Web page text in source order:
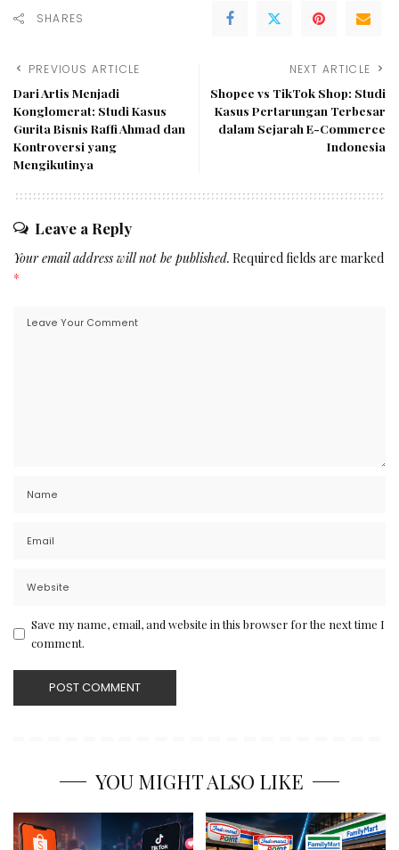
SHARES
PREVIOUS ARTICLE
Dari Artis Menjadi
Konglomerat: Studi Kasus
Gurita Bisnis Raffi Ahmad dan
Kontroversi yang
Mengikutinya
NEXT ARTICLE
Shopee vs TikTok Shop: Studi
Kasus Pertarungan Terbesar
dalam Sejarah E-Commerce
Indonesia
Leave a Reply
Your email address will not be published. Required fields are marked
*
Save my name, email, and website in this browser for the next time I
comment.
YOU MIGHT ALSO LIKE